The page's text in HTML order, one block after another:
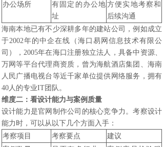
办公场所
有固定的办公地
址
方便实地考察和
后续沟通
海南本地已有不少深耕多年的建站公司，例如成立
于2002年的中企在线（海口易网信息技术有限公
司），2005年在海口注册独立法人，具备中资源、
万网等平台代理商资质，曾为海航酒店集团、海南
人民广播电视台等近千家单位提供网络服务，拥有
40人的专业IT团队。
维度二：看设计能力与案例质量
设计能力是官网制作公司的核心竞争力。考察设计
能力时，可以从以下几个方面入手：
考察项目
考察要点
建议